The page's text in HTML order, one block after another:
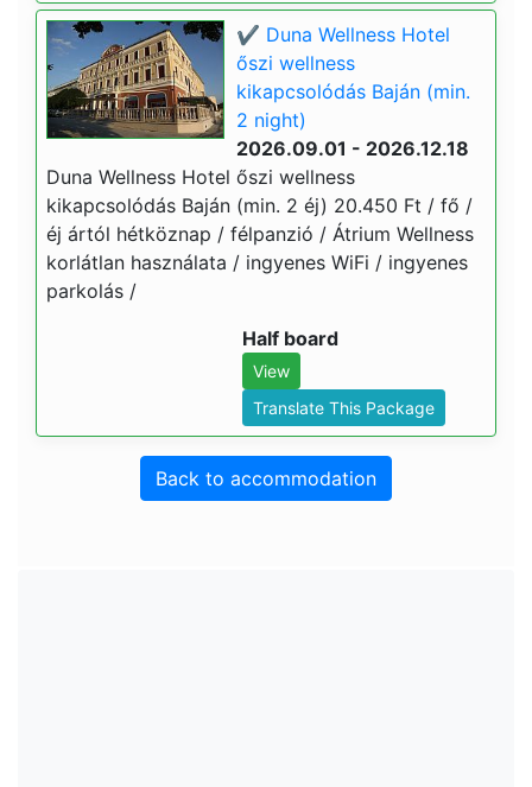
✔️ Duna Wellness Hotel
őszi wellness
kikapcsolódás Baján (min.
2 night)
2026.09.01 - 2026.12.18
Duna Wellness Hotel őszi wellness
kikapcsolódás Baján (min. 2 éj) 20.450 Ft / fő /
éj ártól hétköznap / félpanzió / Átrium Wellness
korlátlan használata / ingyenes WiFi / ingyenes
parkolás /
Half board
View
Translate This Package
Back to accommodation